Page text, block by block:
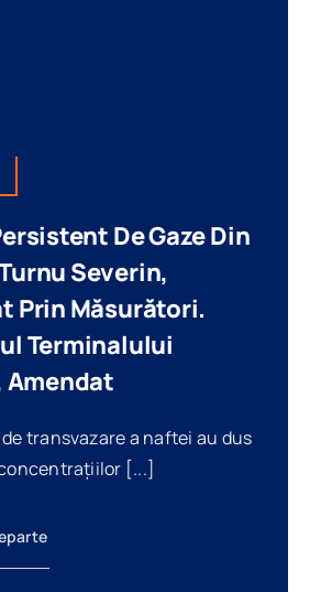
De Gaze Din
Severin,
Prin Măsurători.
Terminalului
transvazare a naftei au dus
[...]